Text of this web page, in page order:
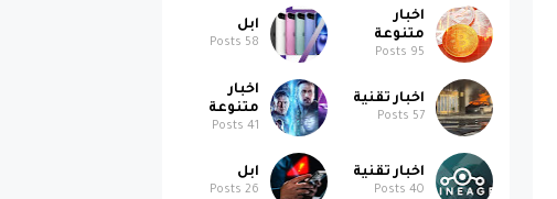
اخبار
متنوعة
95
ابل
58
اخبار تقنية
57
اخبار
متنوعة
41
اخبار تقنية
40
ابل
26